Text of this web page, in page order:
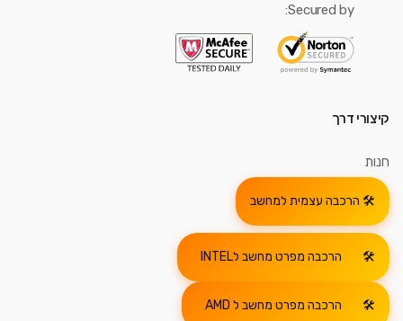
Secured by:
קיצורי דרך
חנות
הרכבה עצמית למחשב
הרכבה מפרט מחשב לINTEL
הרכבה מפרט מחשב ל AMD